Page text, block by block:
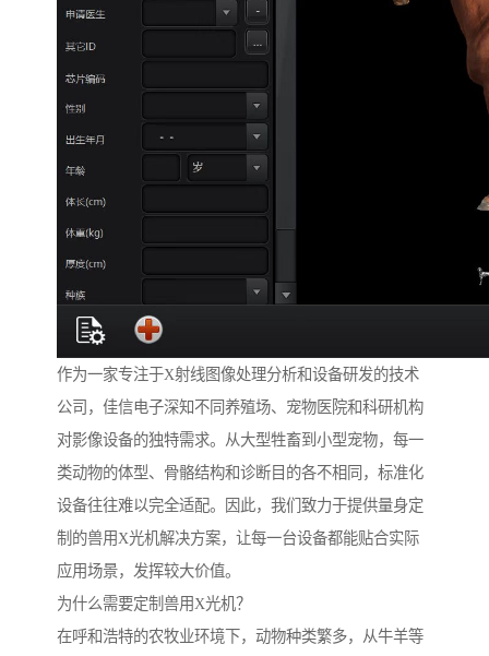
作为一家专注于X射线图像处理分析和设备研发的技术
公司，佳信电子深知不同养殖场、宠物医院和科研机构
对影像设备的独特需求。从大型牲畜到小型宠物，每一
类动物的体型、骨骼结构和诊断目的各不相同，标准化
设备往往难以完全适配。因此，我们致力于提供量身定
制的兽用X光机解决方案，让每一台设备都能贴合实际
应用场景，发挥较大价值。
为什么需要定制兽用X光机？
在呼和浩特的农牧业环境下，动物种类繁多，从牛羊等